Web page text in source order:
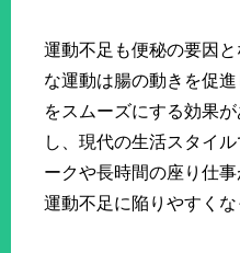
運動不足も便秘の要因
な運動は腸の動きを促
をスムーズにする効果
し、現代の生活スタイ
ークや長時間の座り仕事
運動不足に陥りやすくな